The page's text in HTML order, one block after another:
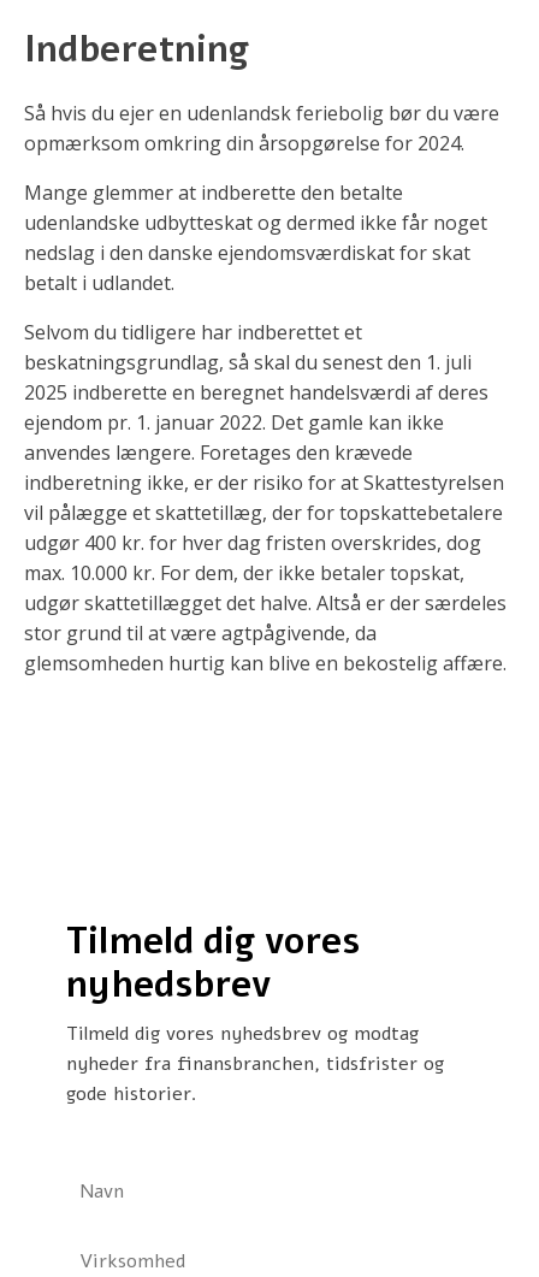
Indberetning
Så hvis du ejer en udenlandsk feriebolig bør du være
opmærksom omkring din årsopgørelse for 2024.
Mange glemmer at indberette den betalte
udenlandske udbytteskat og dermed ikke får noget
nedslag i den danske ejendomsværdiskat for skat
betalt i udlandet.
Selvom du tidligere har indberettet et
beskatningsgrundlag, så skal du senest den 1. juli
2025 indberette en beregnet handelsværdi af deres
ejendom pr. 1. januar 2022. Det gamle kan ikke
anvendes længere. Foretages den krævede
indberetning ikke, er der risiko for at Skattestyrelsen
vil pålægge et skattetillæg, der for topskattebetalere
udgør 400 kr. for hver dag fristen overskrides, dog
max. 10.000 kr. For dem, der ikke betaler topskat,
udgør skattetillægget det halve. Altså er der særdeles
stor grund til at være agtpågivende, da
glemsomheden hurtig kan blive en bekostelig affære.
Tilmeld dig vores
nyhedsbrev
Tilmeld dig vores nyhedsbrev og modtag
nyheder fra finansbranchen, tidsfrister og
gode historier.
N